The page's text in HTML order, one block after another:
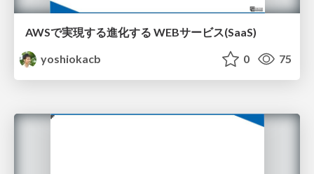
AWSで実現する進化する WEBサービス(SaaS)
yoshiokacb
0 75